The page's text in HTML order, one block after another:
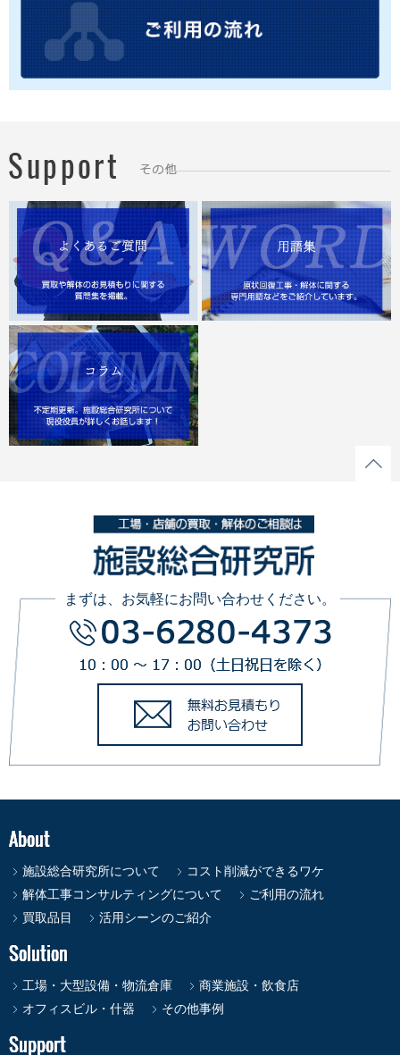
まずは、お気軽にお問い合わせください。
施設総合研究所について
コスト削減ができるワケ
解体工事コンサルティングについて
ご利用の流れ
買取品目
活用シーンのご紹介
工場・大型設備・物流倉庫
商業施設・飲食店
オフィスビル・什器
その他事例